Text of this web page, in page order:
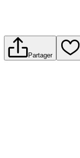
Partager